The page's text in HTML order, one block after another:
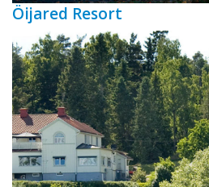
Öijared Resort